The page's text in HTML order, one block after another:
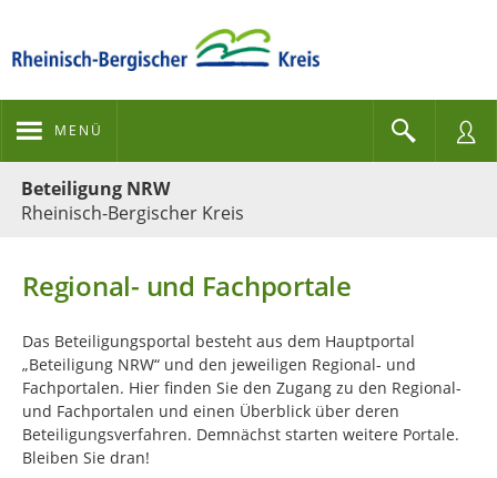
MENÜ
Beteiligung NRW
Rheinisch-Bergischer Kreis
Regional- und Fachportale
Das Beteiligungsportal besteht aus dem Hauptportal
„Beteiligung NRW“ und den jeweiligen Regional- und
Fachportalen. Hier finden Sie den Zugang zu den Regional-
und Fachportalen und einen Überblick über deren
Beteiligungsverfahren. Demnächst starten weitere Portale.
Bleiben Sie dran!